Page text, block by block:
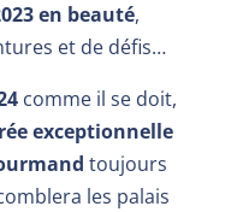
en beauté,
et de défis…
comme il se doit,
exceptionnelle
toujours
les palais